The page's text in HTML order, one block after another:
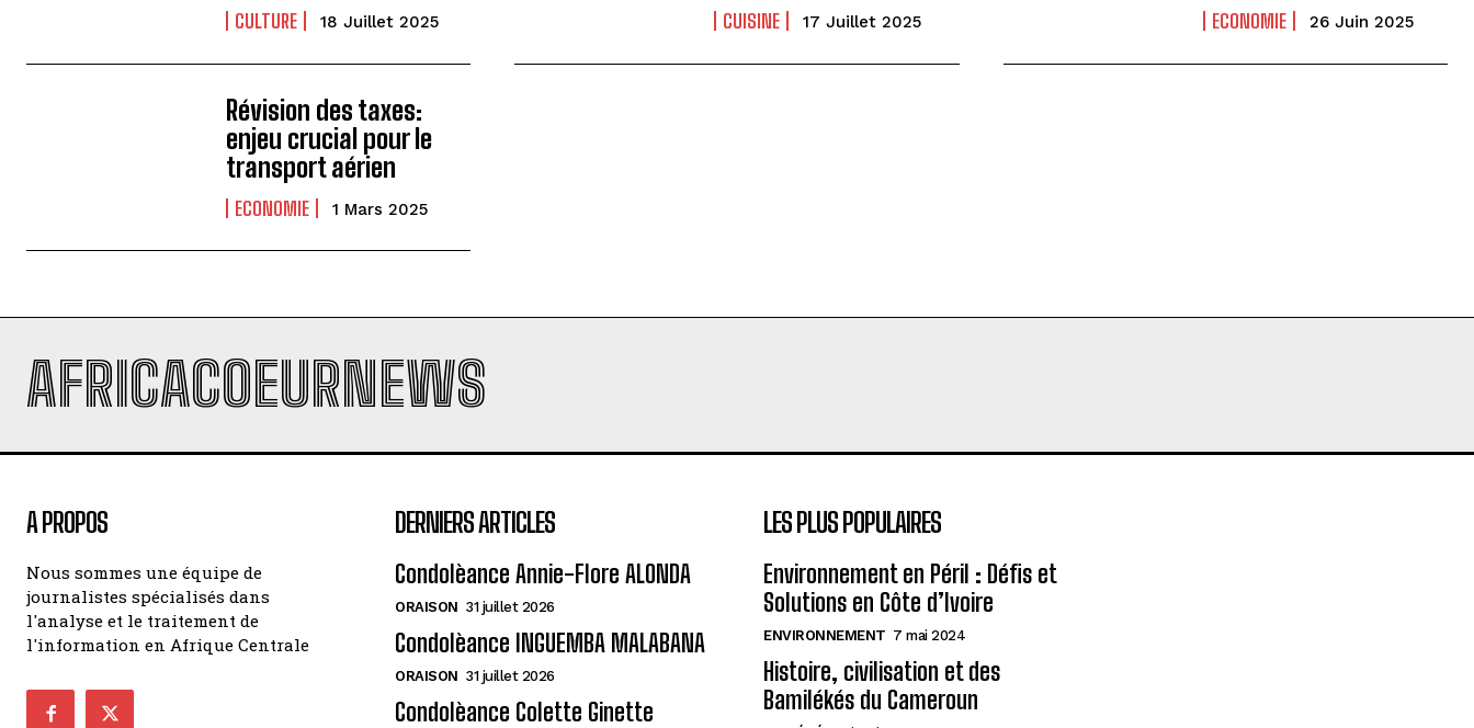
CULTURE 18 Juillet 2025 CUISINE 17 Juillet 2025 ECONOMIE 26 Juin 2025
Révision des taxes:
enjeu crucial pour le
transport aérien
ECONOMIE 1 Mars 2025
AFRICACOEURNEWS
A PROPOS
Nous sommes une équipe de
journalistes spécialisés dans
l'analyse et le traitement de
l'information en Afrique Centrale
DERNIERS ARTICLES
Condolèance Annie-Flore ALONDA
ORAISON 31 juillet 2026
Condolèance INGUEMBA MALABANA
ORAISON 31 juillet 2026
Condolèance Colette Ginette
LES PLUS POPULAIRES
Environnement en Péril : Défis et
Solutions en Côte d’Ivoire
ENVIRONNEMENT 7 mai 2024
Histoire, civilisation et des
Bamilékés du Cameroun